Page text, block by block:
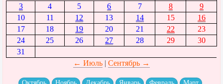
3
4 5 6 7 8
9
10
11 12 13 14 15
16
17
18 19 20 21 22
23
24
25 26 27 28 29
30
31
← Июль| Сентябрь →